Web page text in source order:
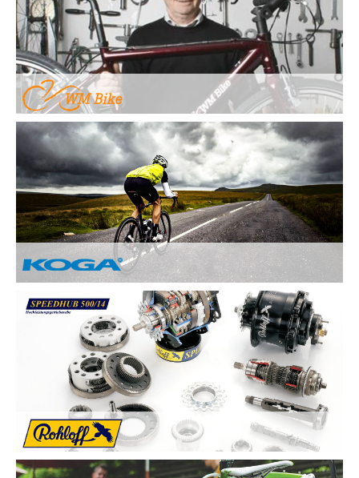
Nach Ihren Vorstellungen fertigen wir individuelle und
einzigartige Räder und sind erst zufrieden, wenn Sie zufrieden
sind. Deswegen legen wir besonderen Wert auf:
Kundenzufriedenheit durch Individuelle
Kundenberatung
Sicherheit und Fahrkomfort durch hochwertige
Komponenten
...
Von Hand gebaute Perfektion.
Alle KOGA Fahrräder werden von Hand in Holland gefertigt
und bestechen durch tolles Design. KOGA bietet eine breite
Auswahl an qualitativ Hochwertigen Elektrorädern, City-Bikes,
Trekking- und Reiserädern, Mountainbikes und Rennrädern.
Die Rohloff SPEEDHUB 500/14 wurde für Profis und